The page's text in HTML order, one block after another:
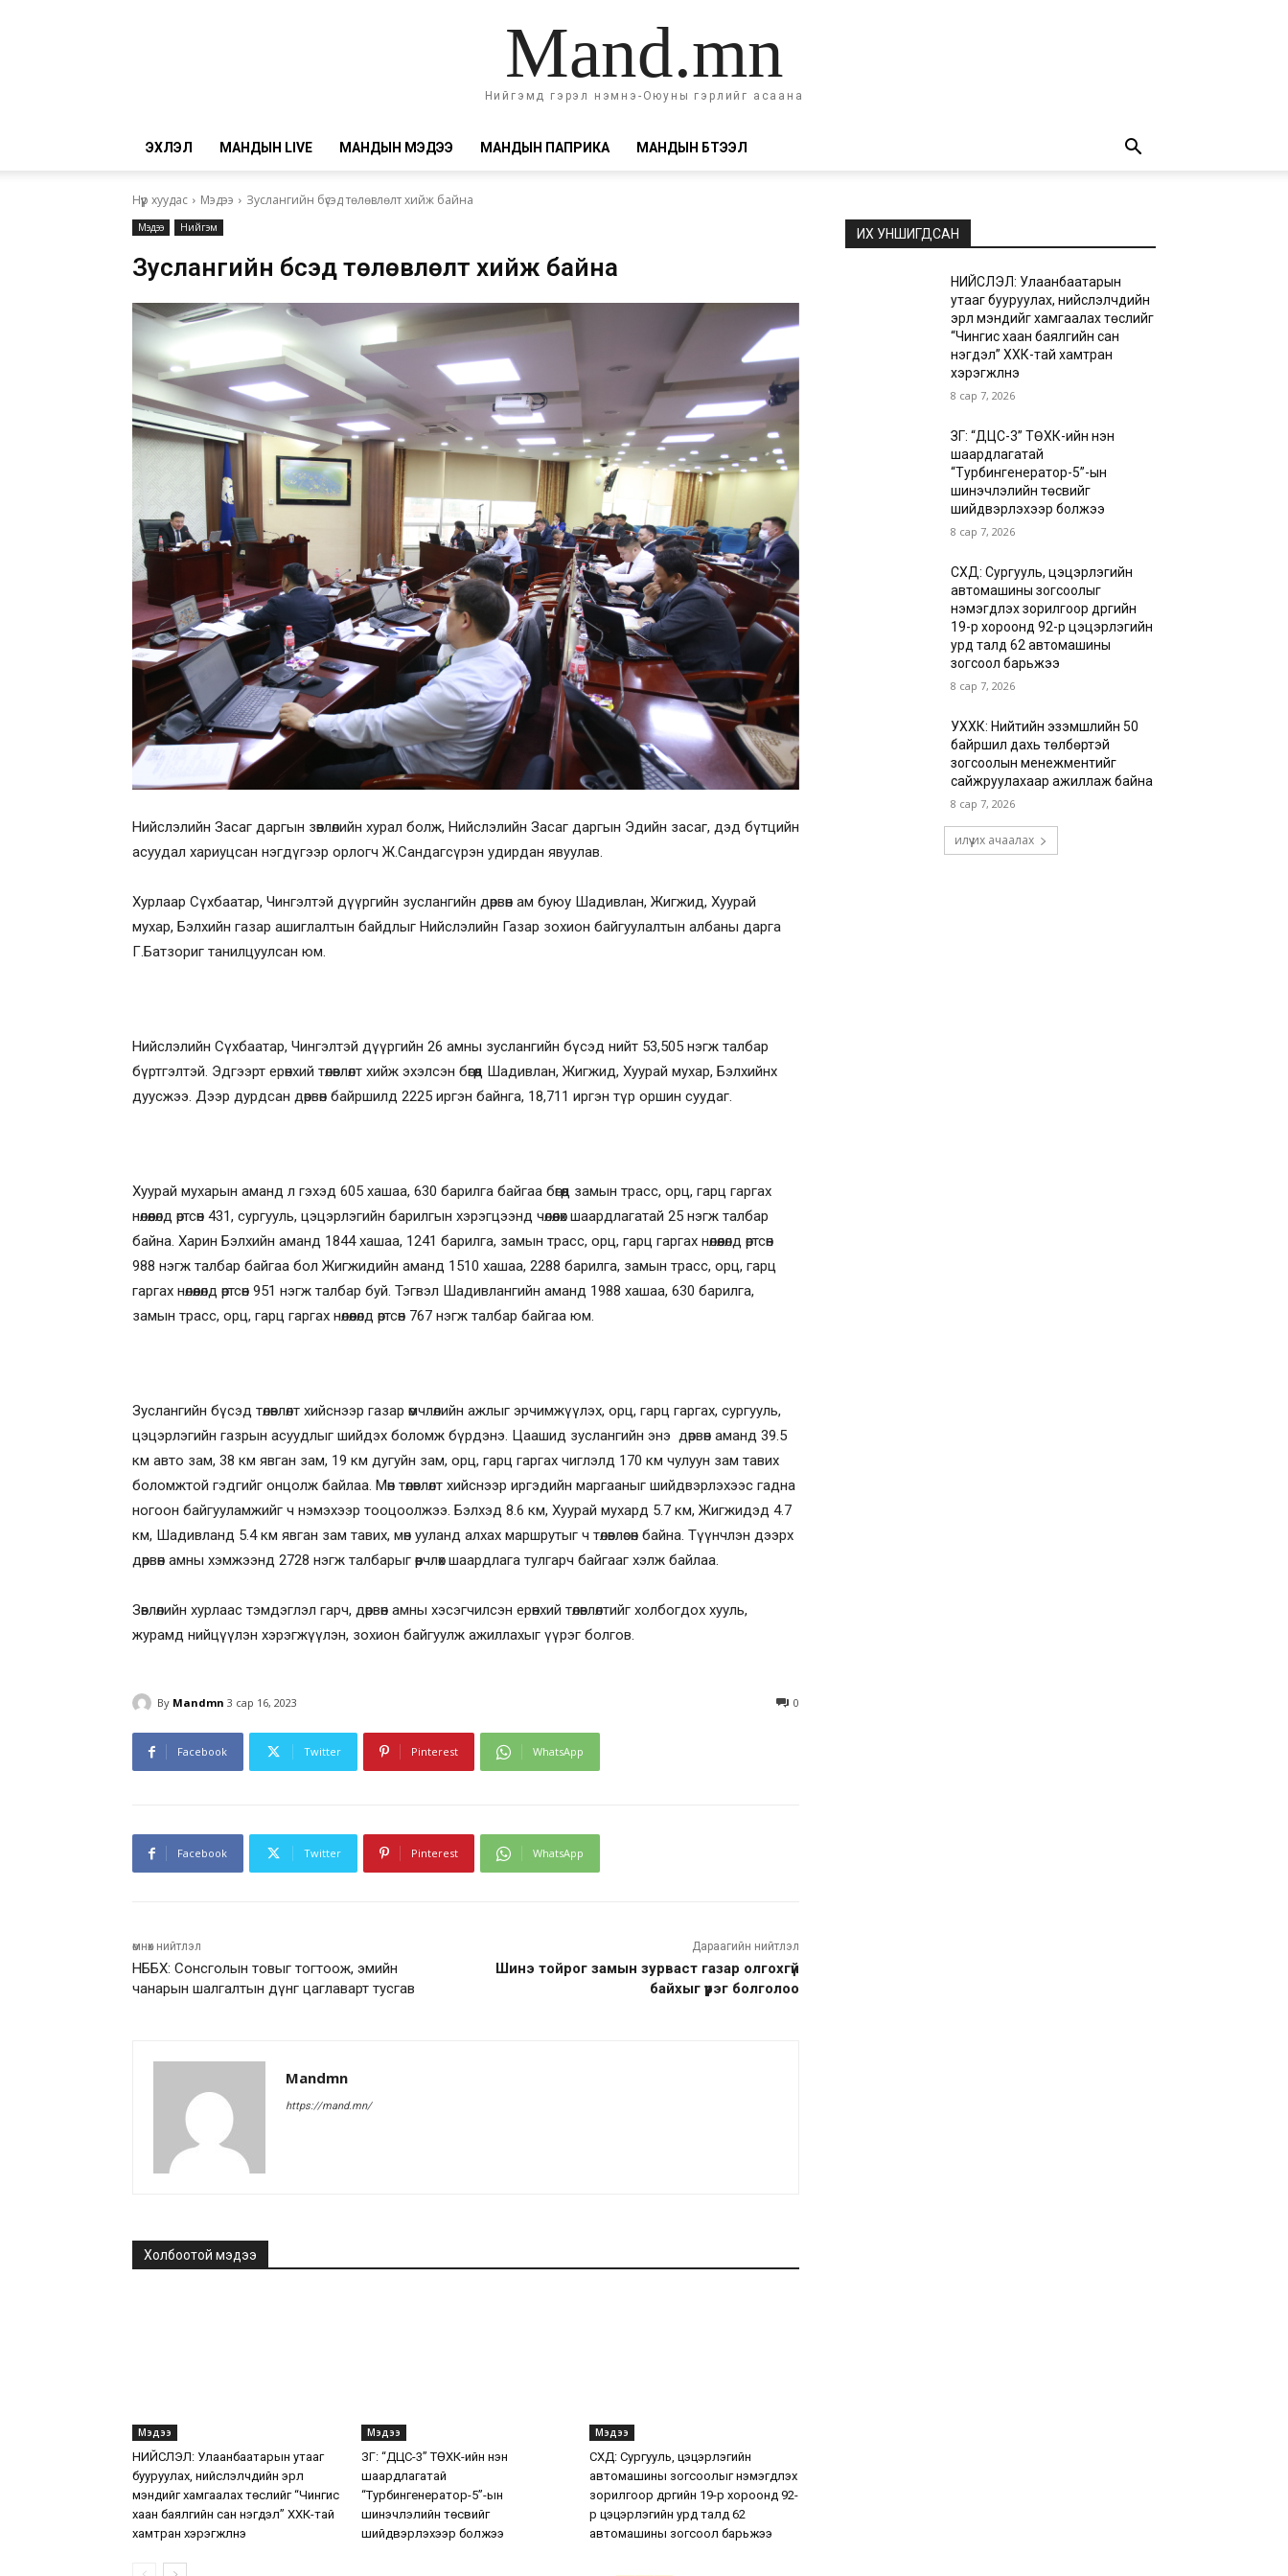
Mand.mn
Нийгэмд гэрэл нэмнэ-Оюуны гэрлийг асаана
ЭХЛЭЛ МАНДЫН LIVE МАНДЫН МЭДЭЭ МАНДЫН ПАПРИКА МАНДЫН БҮТЭЭЛ
Нүүр хуудас Мэдээ Зуслангийн бүсэд төлөвлөлт хийж байна
Мэдээ Нийгэм
Зуслангийн бүсэд төлөвлөлт хийж байна
Нийслэлийн Засаг даргын зөвлөлийн хурал болж, Нийслэлийн Засаг даргын Эдийн засаг, дэд бүтцийн
асуудал хариуцсан нэгдүгээр орлогч Ж.Сандагсүрэн удирдан явуулав.
Хурлаар Сүхбаатар, Чингэлтэй дүүргийн зуслангийн дөрвөн ам буюу Шадивлан, Жигжид, Хуурай
мухар, Бэлхийн газар ашиглалтын байдлыг Нийслэлийн Газар зохион байгуулалтын албаны дарга
Г.Батзориг танилцуулсан юм.
Нийслэлийн Сүхбаатар, Чингэлтэй дүүргийн 26 амны зуслангийн бүсэд нийт 53,505 нэгж талбар
бүртгэлтэй. Эдгээрт ерөнхий төлөвлөлт хийж эхэлсэн бөгөөд Шадивлан, Жигжид, Хуурай мухар, Бэлхийнх
дуусжээ. Дээр дурдсан дөрвөн байршилд 2225 иргэн байнга, 18,711 иргэн түр оршин суудаг.
Хуурай мухарын аманд л гэхэд 605 хашаа, 630 барилга байгаа бөгөөд замын трасс, орц, гарц гаргах
нөлөөлөлд өртсөн 431, сургууль, цэцэрлэгийн барилгын хэрэгцээнд чөлөөлөх шаардлагатай 25 нэгж талбар
байна. Харин Бэлхийн аманд 1844 хашаа, 1241 барилга, замын трасс, орц, гарц гаргах нөлөөлөлд өртсөн
988 нэгж талбар байгаа бол Жигжидийн аманд 1510 хашаа, 2288 барилга, замын трасс, орц, гарц
гаргах нөлөөлөлд өртсөн 951 нэгж талбар буй. Тэгвэл Шадивлангийн аманд 1988 хашаа, 630 барилга,
замын трасс, орц, гарц гаргах нөлөөлөлд өртсөн 767 нэгж талбар байгаа юм.
Зуслангийн бүсэд төлөвлөлт хийснээр газар өмчлөлийн ажлыг эрчимжүүлэх, орц, гарц гаргах, сургууль,
цэцэрлэгийн газрын асуудлыг шийдэх боломж бүрдэнэ. Цаашид зуслангийн энэ дөрвөн аманд 39.5
км авто зам, 38 км явган зам, 19 км дугуйн зам, орц, гарц гаргах чиглэлд 170 км чулуун зам тавих
боломжтой гэдгийг онцолж байлаа. Мөн төлөвлөлт хийснээр иргэдийн маргааныг шийдвэрлэхээс гадна
ногоон байгууламжийг ч нэмэхээр тооцоолжээ. Бэлхэд 8.6 км, Хуурай мухард 5.7 км, Жигжидэд 4.7
км, Шадивланд 5.4 км явган зам тавих, мөн ууланд алхах маршрутыг ч төлөвлөсөн байна. Түүнчлэн дээрх
дөрвөн амны хэмжээнд 2728 нэгж талбарыг өөрчлөх шаардлага тулгарч байгааг хэлж байлаа.
Зөвлөлийн хурлаас тэмдэглэл гарч, дөрвөн амны хэсэгчилсэн ерөнхий төлөвлөлтийг холбогдох хууль,
журамд нийцүүлэн хэрэгжүүлэн, зохион байгуулж ажиллахыг үүрэг болгов.
By Mandmn 3 сар 16, 2023 0
Facebook Twitter Pinterest WhatsApp
Facebook Twitter Pinterest WhatsApp
өмнөх нийтлэл
НББХ: Сонсголын товыг тогтоож, эмийн
чанарын шалгалтын дүнг цаглаварт тусгав
Дараагийн нийтлэл
Шинэ тойрог замын зурваст газар олгохгүй
байхыг үүрэг болголоо
Mandmn
https://mand.mn/
Холбоотой мэдээ
Мэдээ
НИЙСЛЭЛ: Улаанбаатарын утааг
бууруулах, нийслэлчүүдийн эрүүл
мэндийг хамгаалах төслийг “Чингис
хаан баялгийн сан нэгдэл” ХХК-тай
хамтран хэрэгжүүлнэ
Мэдээ
ЗГ: “ДЦС-3” ТӨХК-ийн нэн
шаардлагатай
“Турбингенератор-5”-ын
шинэчлэлийн төсвийг
шийдвэрлэхээр болжээ
Мэдээ
СХД: Сургууль, цэцэрлэгийн
автомашины зогсоолыг нэмэгдүүлэх
зорилгоор дүүргийн 19-р хороонд 92-
р цэцэрлэгийн урд талд 62
автомашины зогсоол барьжээ
ИХ УНШИГДСАН
НИЙСЛЭЛ: Улаанбаатарын
утааг бууруулах, нийслэлчүүдийн
эрүүл мэндийг хамгаалах төслийг
“Чингис хаан баялгийн сан
нэгдэл” ХХК-тай хамтран
хэрэгжүүлнэ
8 сар 7, 2026
ЗГ: “ДЦС-3” ТӨХК-ийн нэн
шаардлагатай
“Турбингенератор-5”-ын
шинэчлэлийн төсвийг
шийдвэрлэхээр болжээ
8 сар 7, 2026
СХД: Сургууль, цэцэрлэгийн
автомашины зогсоолыг
нэмэгдүүлэх зорилгоор дүүргийн
19-р хороонд 92-р цэцэрлэгийн
урд талд 62 автомашины
зогсоол барьжээ
8 сар 7, 2026
УХХК: Нийтийн эзэмшлийн 50
байршил дахь төлбөртэй
зогсоолын менежментийг
сайжруулахаар ажиллаж байна
8 сар 7, 2026
илүү их ачаалах